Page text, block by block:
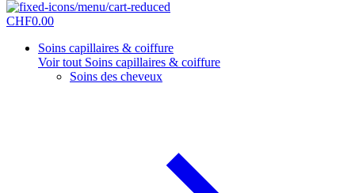
CHF0.00
Soins capillaires & coiffure
Voir tout Soins capillaires & coiffure
Soins des cheveux